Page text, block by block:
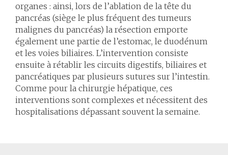
organes : ainsi, lors de l’ablation de la tête du
pancréas (siège le plus fréquent des tumeurs
malignes du pancréas) la résection emporte
également une partie de l’estomac, le duodénum
et les voies biliaires. L’intervention consiste
ensuite à rétablir les circuits digestifs, biliaires et
pancréatiques par plusieurs sutures sur l’intestin.
Comme pour la chirurgie hépatique, ces
interventions sont complexes et nécessitent des
hospitalisations dépassant souvent la semaine.